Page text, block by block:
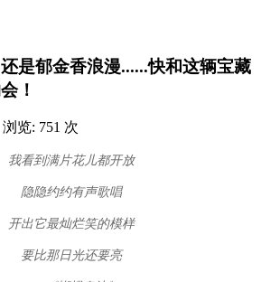
是郁金香浪漫......快和这辆宝藏
！
浏览: 751 次
我看到满片花儿都开放
隐隐约约有声歌唱
开出它最灿烂笑的模样
要比那日光还要亮